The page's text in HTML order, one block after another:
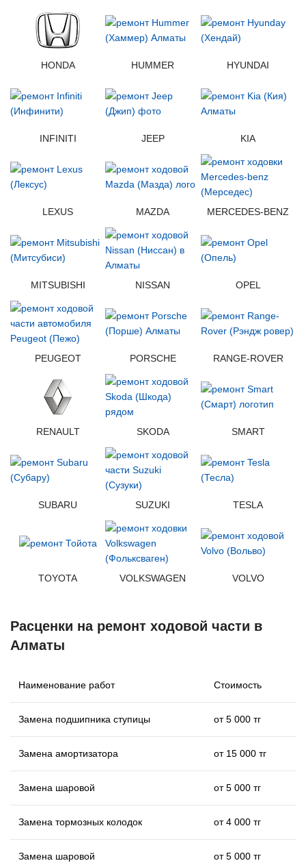
HONDA HUMMER HYUNDAI
INFINITI JEEP KIA
LEXUS MAZDA MERCEDES-BENZ
MITSUBISHI NISSAN OPEL
PEUGEOT PORSCHE RANGE-ROVER
RENAULT SKODA SMART
SUBARU SUZUKI TESLA
TOYOTA VOLKSWAGEN VOLVO
Расценки на ремонт ходовой части в
Алматы
Наименование работ Стоимость
Замена подшипника ступицы от 5 000 тг
Замена амортизатора от 15 000 тг
Замена шаровой от 5 000 тг
Замена тормозных колодок от 4 000 тг
Замена шаровой от 5 000 тг